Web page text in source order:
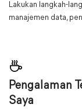
Lakukan langkah-
manajemen data,
Pengalaman
Saya